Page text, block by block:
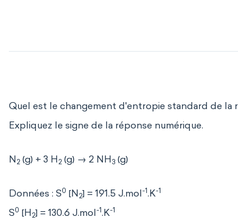
Quel est le changement d'entropie standard de la
Expliquez le signe de la réponse numérique.
N 2 (g) + 3 H 2 (g) → 2 NH 3 (g)
Données : S0 [N 2] = 191.5 J.mol-1.K-1
S0 [H 2] = 130.6 J.mol-1.K-1